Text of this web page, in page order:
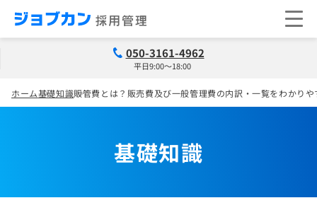
050-3161-4962
平日9:00～18:00
ホーム基礎知識販管費とは？販売費及び一般管理費の内訳・一覧をわかり
基礎知識